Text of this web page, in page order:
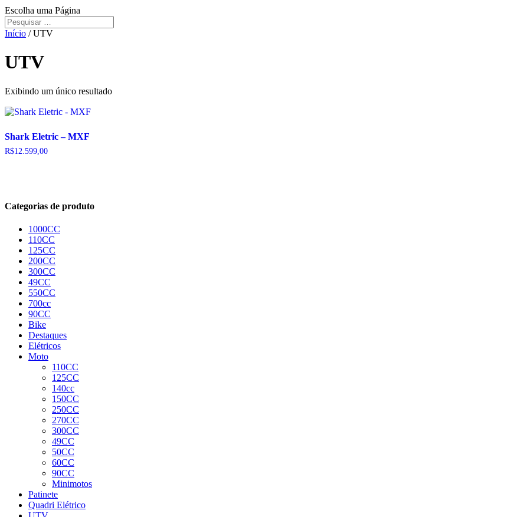
Escolha uma Página
Início / UTV
UTV
Exibindo um único resultado
Shark Eletric – MXF
R$12.599,00
Categorias de produto
1000CC
110CC
125CC
200CC
300CC
49CC
550CC
700cc
90CC
Bike
Destaques
Elétricos
Moto
110CC
125CC
140cc
150CC
250CC
270CC
300CC
49CC
50CC
60CC
90CC
Minimotos
Patinete
Quadri Elétrico